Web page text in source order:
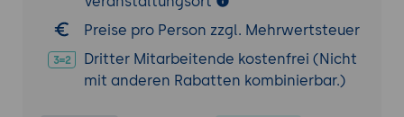
Preise pro Person zzgl. Mehrwertsteuer
Dritter Mitarbeitende kostenfrei (Nicht
mit anderen Rabatten kombinierbar.)